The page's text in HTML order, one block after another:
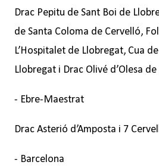
Drac Pepitu de Sant Boi de
de Santa Coloma de Cervelló,
L’Hospitalet de Llobregat, Cua
Llobregat i Drac Olivé d’Olesa
- Ebre-Maestrat
Drac Asterió d’Amposta i 7
- Barcelona